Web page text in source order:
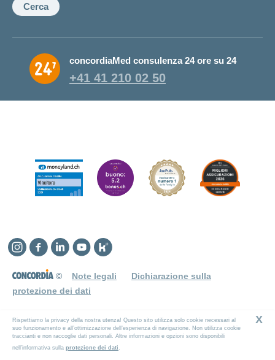
Rispettiamo la privacy della nostra utenza! Questo sito utilizza solo cookie necessari al
suo funzionamento e all’ottimizzazione dell’esperienza di navigazione. Non utilizza cookie
traccianti e non raccoglie dati personali. Altre informazioni e opzioni sono disponibili
nell’informativa sulla protezione dei dati .
X
Cerca
concordiaMed consulenza 24 ore su 24
+41 41 210 02 50
© Note legali
Dichiarazione sulla
protezione dei dati
Instagram
Facebook
LinkedinYouTube
Kununu